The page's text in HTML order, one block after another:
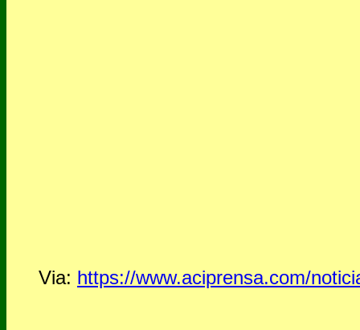
Via: https://www.aciprensa.com/